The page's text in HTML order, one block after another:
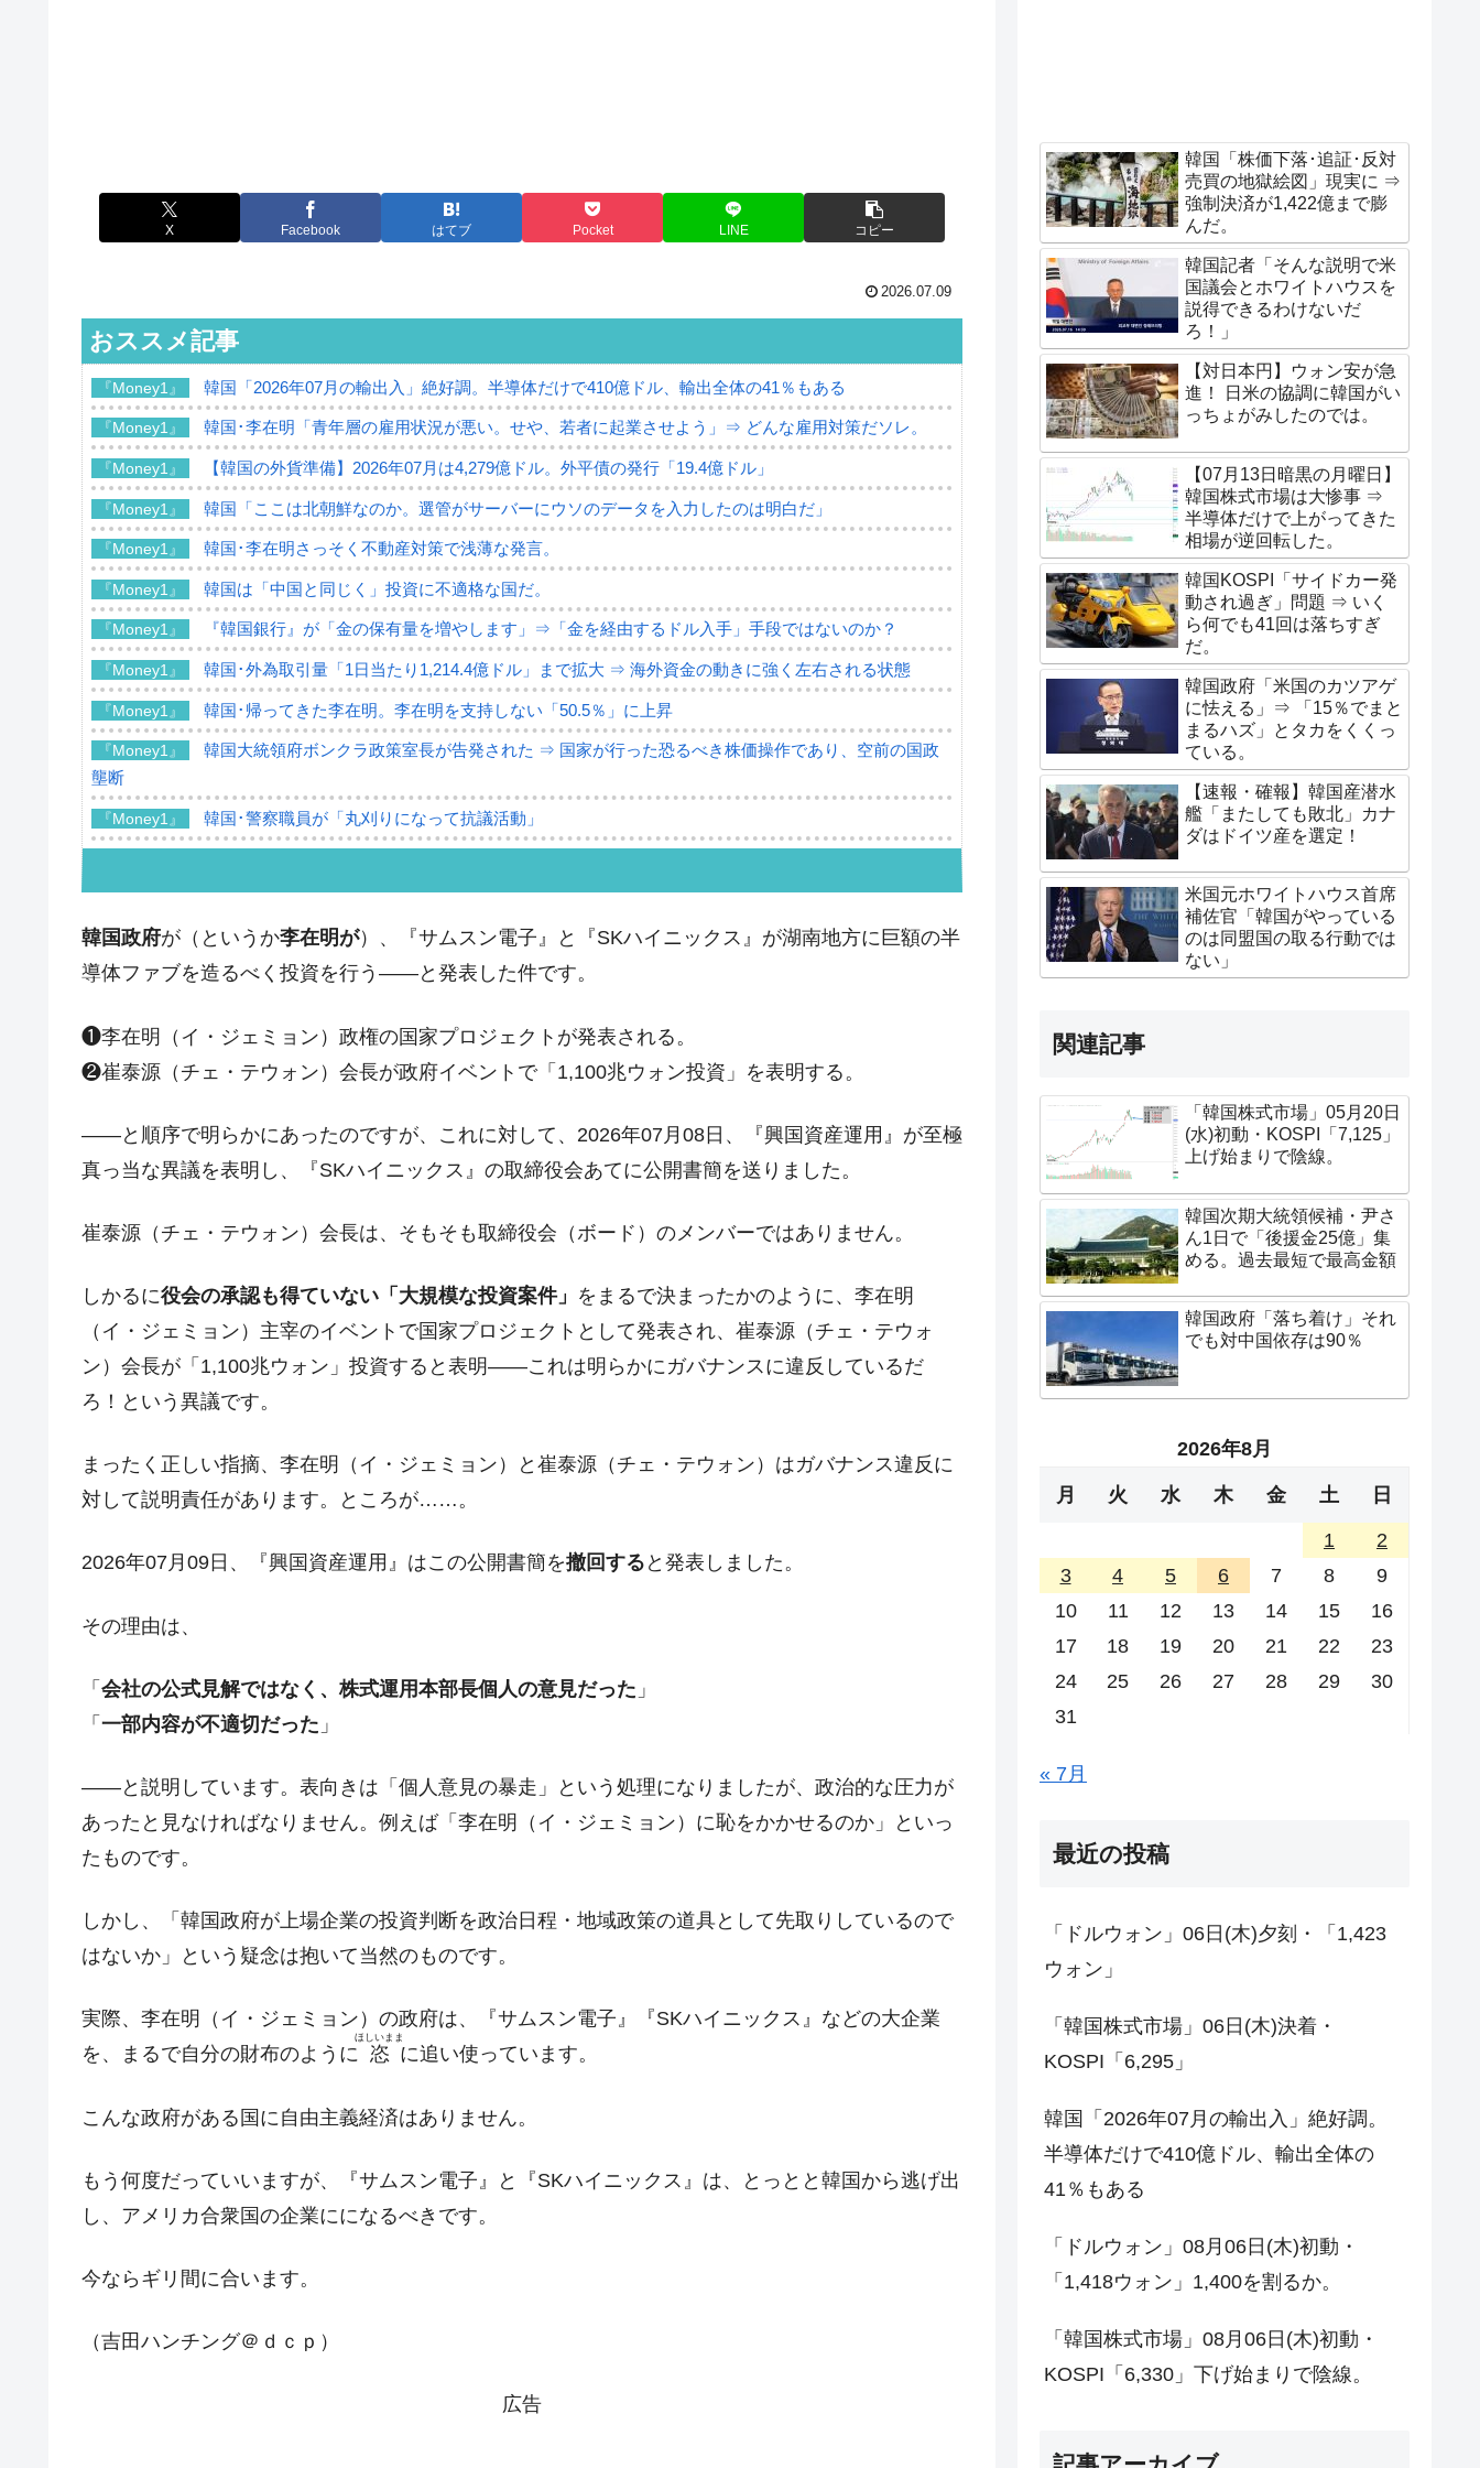
X Facebook はてブ Pocket LINE コピー
2026.07.09
おススメ記事
『Money1』 韓国「2026年07月の輸出入」絶好調。半導体だけで410億ドル、輸出全体の41％もある
『Money1』 韓国･李在明「青年層の雇用状況が悪い。せや、若者に起業させよう」⇒ どんな雇用対策だソレ。
『Money1』 【韓国の外貨準備】2026年07月は4,279億ドル。外平債の発行「19.4億ドル」
『Money1』 韓国「ここは北朝鮮なのか。選管がサーバーにウソのデータを入力したのは明白だ」
『Money1』 韓国･李在明さっそく不動産対策で浅薄な発言。
『Money1』 韓国は「中国と同じく」投資に不適格な国だ。
『Money1』 『韓国銀行』が「金の保有量を増やします」⇒「金を経由するドル入手」手段ではないのか？
『Money1』 韓国･外為取引量「1日当たり1,214.4億ドル」まで拡大 ⇒ 海外資金の動きに強く左右される状態
『Money1』 韓国･帰ってきた李在明。李在明を支持しない「50.5％」に上昇
『Money1』
韓国大統領府ボンクラ政策室長が告発された ⇒ 国家が行った恐るべき株価操作であり、空前の国政
壟断
『Money1』 韓国･警察職員が「丸刈りになって抗議活動」
韓国製造業「半導体絶好調」のウラで他業種は全般的「不調」⇒ PSIが示す現況は決して良くない。
『Money1』 【米韓激突案件】韓国消費者院が『クーパン』1人当たり賠償10万ウォンを認定 ⇒ 総額3兆7,000億
『Money1』 韓国で猛暑。南東部では干ばつ
『Money1』 【対日本円】ウォン安が急進！ 日米の協調に韓国がいっちょがみしたのでは。
1.9倍！
『Money1』
在韓米国大使スティールが着韓！⇒ さっそく空港に詰めかけ「出て行け！」「極右勢力」のプラカー
『Money1』 韓国政府「2035年までに18.4GW規模のAIデータセンター整備」⇒ だから無理だってば。
韓国『国民年金公団』株価暴落で200兆蒸発。
『Money1』 韓国政府「ニセＫ-ブランドを通報しようキャンペーン」⇒ あの名物教授も登場！
『Money1』 韓国「橋が落ちました」⇒ 耐久性「なさすぎ」では。
『Money1』
米国下院「韓国の公務員個人をターゲットにぶん殴る法案」提出！⇒ クーパン問題は合衆国企業に対
する差別。許してはおかぬ
『Money1』
発動！
『Money1』 IT産業は人を雇用する効果は低い。全産業の半分未満しか雇用を生まない
『Money1』 韓国「株式市場が賭博場のように変質したのは政界の責任だ」
『Money1』 韓国「2026年1Q 資金循環統計」面白い結果に。
『Money1』
『Money1』 韓国･カードローン金利「15％」突破！
Fact1 夏の甲子園、優勝校を最も多く輩出している都道府県とは？
Fact1 今話題の「楽天ライオンズ」とは？
Fact1 平成仮面ライダーの意外すぎるモチーフとは？
Fact1 発表から2日で大崩壊、鳴かず飛ばずに終わりそうなスーパーリーグとは？
Fact1 セレクトセールの高額取引馬が稼いだ金額とは？
韓国政府が（というか李在明が）、『サムスン電子』と『SKハイニックス』が湖南地方に巨額の半
導体ファブを造るべく投資を行う――と発表した件です。
❶李在明（イ・ジェミョン）政権の国家プロジェクトが発表される。
❷崔泰源（チェ・テウォン）会長が政府イベントで「1,100兆ウォン投資」を表明する。
――と順序で明らかにあったのですが、これに対して、2026年07月08日、『興国資産運用』が至極
真っ当な異議を表明し、『SKハイニックス』の取締役会あてに公開書簡を送りました。
崔泰源（チェ・テウォン）会長は、そもそも取締役会（ボード）のメンバーではありません。
しかるに役会の承認も得ていない「大規模な投資案件」 をまるで決まったかのように、李在明
（イ・ジェミョン）主宰のイベントで国家プロジェクトとして発表され、崔泰源（チェ・テウォ
ン）会長が「1,100兆ウォン」投資すると表明――これは明らかにガバナンスに違反しているだ
ろ！という異議です。
まったく正しい指摘、李在明（イ・ジェミョン）と崔泰源（チェ・テウォン）はガバナンス違反に
対して説明責任があります。ところが……。
2026年07月09日、『興国資産運用』はこの公開書簡を撤回する と発表しました。
その理由は、
「 会社の公式見解ではなく、株式運用本部長個人の意見だった 」
「 一部内容が不適切だった 」
――と説明しています。表向きは「個人意見の暴走」という処理になりましたが、政治的な圧力が
あったと見なければなりません。例えば「李在明（イ・ジェミョン）に恥をかかせるのか」といっ
たものです。
しかし、「韓国政府が上場企業の投資判断を政治日程・地域政策の道具として先取りしているので
はないか」という疑念は抱いて当然のものです。
実際、李在明（イ・ジェミョン）の政府は、『サムスン電子』『SKハイニックス』などの大企業
を、まるで自分の財布のように 恣
ほしいまま
に追い使っています。
こんな政府がある国に自由主義経済はありません。
もう何度だっていいますが、『サムスン電子』と『SKハイニックス』は、とっとと韓国から逃げ出
し、アメリカ合衆国の企業にになるべきです。
今ならギリ間に合います。
（吉田ハンチング＠ｄｃｐ）
広告
韓国「株価下落･追証･反対
売買の地獄絵図」現実に ⇒
強制決済が1,422億まで膨
んだ。
韓国記者「そんな説明で米
国議会とホワイトハウスを
説得できるわけないだ
ろ！」
【対日本円】ウォン安が急
進！ 日米の協調に韓国がい
っちょがみしたのでは。
【07月13日暗黒の月曜日】
韓国株式市場は大惨事 ⇒
半導体だけで上がってきた
相場が逆回転した。
韓国KOSPI「サイドカー発
動され過ぎ」問題 ⇒ いく
ら何でも41回は落ちすぎ
だ。
韓国政府「米国のカツアゲ
に怯える」⇒ 「15％でまと
まるハズ」とタカをくくっ
ている。
【速報・確報】韓国産潜水
艦「またしても敗北」カナ
ダはドイツ産を選定！
米国元ホワイトハウス首席
補佐官「韓国がやっている
のは同盟国の取る行動では
ない」
関連記事
「韓国株式市場」05月20日
(水)初動・KOSPI「7,125」
上げ始まりで陰線。
韓国次期大統領候補・尹さ
ん1日で「後援金25億」集
める。過去最短で最高金額
韓国政府「落ち着け」それ
でも対中国依存は90％
2026年8月
月 火 水 木 金 土 日
1
2
3
4 5 6 7 8
9
10
11 12 13 14 15
16
17
18 19 20 21 22
23
24
25 26 27 28 29
30
31
« 7月
最近の投稿
「ドルウォン」06日(木)夕刻・「1,423
ウォン」
「韓国株式市場」06日(木)決着・
KOSPI「6,295」
韓国「2026年07月の輸出入」絶好調。
半導体だけで410億ドル、輸出全体の
41％もある
「ドルウォン」08月06日(木)初動・
「1,418ウォン」1,400を割るか。
「韓国株式市場」08月06日(木)初動・
KOSPI「6,330」下げ始まりで陰線。